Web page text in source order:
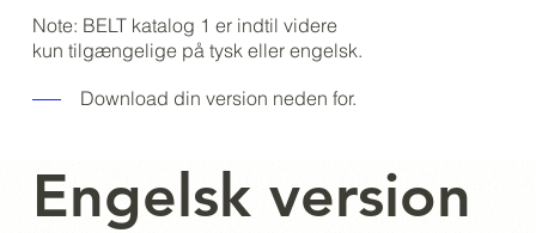
Download din version neden for.
Note: BELT katalog 1 er indtil videre
kun tilgængelige på tysk eller engelsk.
Engelsk version